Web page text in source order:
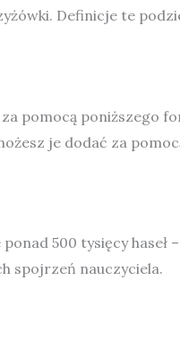
Definicje te
pomocą poniższego
je dodać za
500 tysięcy haseł
spojrzeń nauczyciela.